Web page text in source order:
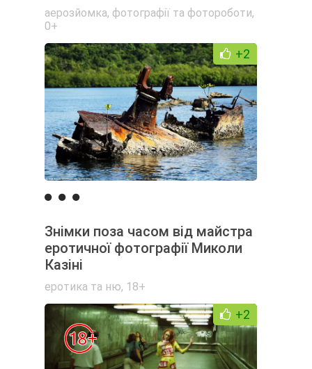
аерозйомка, фотографії та фотороботи,
0+
+2
Знімки поза часом від майстра
еротичної фотографії Миколи
Казіні
еротика та ню, 18+
+2